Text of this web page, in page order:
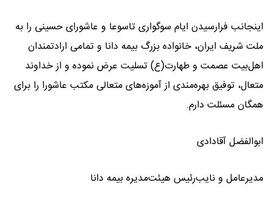
اینجانب فرارسیدن ایام سوگواری تاسوعا و عاشورای حسینی را به
ملت شریف ایران، خانواده بزرگ بیمه دانا و تمامی ارادتمندان
اهل‌بیت عصمت و طهارت(ع) تسلیت عرض نموده و از خداوند
متعال، توفیق بهره‌مندی از آموزه‌های متعالی مکتب عاشورا را برای
همگان مسئلت دارم.
ابوالفضل آقادادی
مدیرعامل و نایب‌رئیس هیئت‌مدیره بیمه دانا